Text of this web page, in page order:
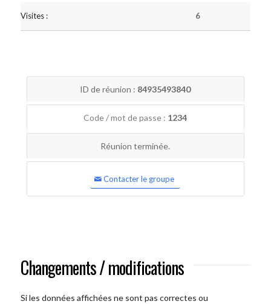
Visites : 6
ID de réunion : 84935493840
Code / mot de passe : 1234
Réunion terminée.
Contacter le groupe
Changements / modifications
Si les données affichées ne sont pas correctes ou